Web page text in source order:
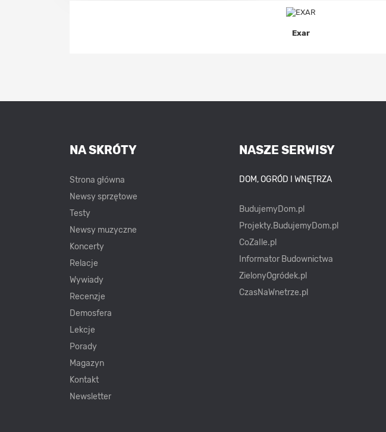
Exar
NASZE SERWISY
DOM, OGRÓD I WNĘTRZA
BudujemyDom.pl
Projekty.BudujemyDom.pl
CoZaIle.pl
Informator Budownictwa
ZielonyOgródek.pl
CzasNaWnetrze.pl
NA SKRÓTY
Strona główna
Newsy sprzętowe
Testy
Newsy muzyczne
Koncerty
Relacje
Wywiady
Recenzje
Demosfera
Lekcje
Porady
Magazyn
Kontakt
Newsletter